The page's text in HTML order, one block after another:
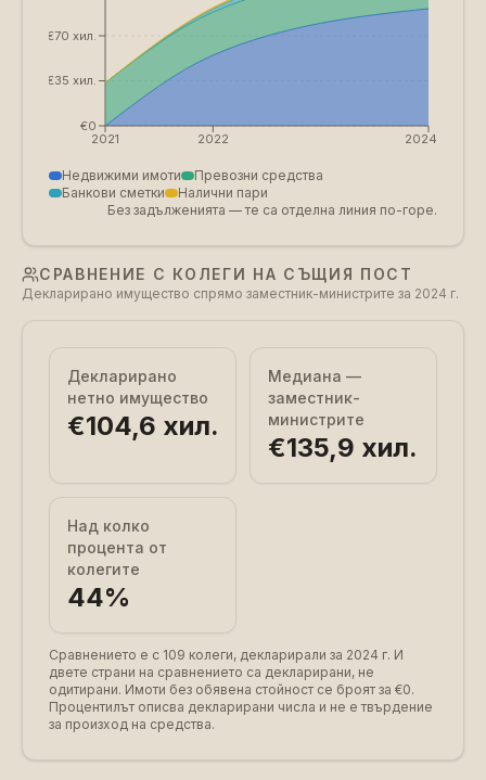
2021 2022 2024
€0
€35 хил.
€70 хил.
Недвижими имоти
Превозни средства
Банкови сметки
Налични пари
Без задълженията — те са отделна линия по-горе.
СРАВНЕНИЕ С КОЛЕГИ НА СЪЩИЯ ПОСТ
Декларирано имущество спрямо заместник-министрите за 2024 г.
Декларирано
нетно имущество
€104,6 хил.
Медиана —
заместник-
министрите
€135,9 хил.
Над колко
процента от
колегите
44%
Сравнението е с 109 колеги, декларирали за 2024 г. И
двете страни на сравнението са декларирани, не
одитирани. Имоти без обявена стойност се броят за €0.
Процентилът описва декларирани числа и не е твърдение
за произход на средства.